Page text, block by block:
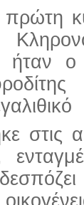
ήταν
στις